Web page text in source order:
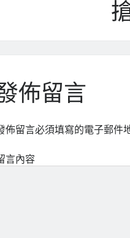
佈留言
佈留言必須填寫的電子郵件
言內容